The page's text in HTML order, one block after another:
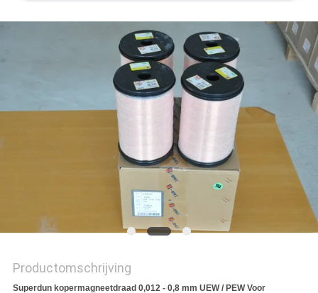
PRIVACY
Productomschrijving
Superdun kopermagneetdraad 0,012 - 0,8 mm UEW / PEW Voor